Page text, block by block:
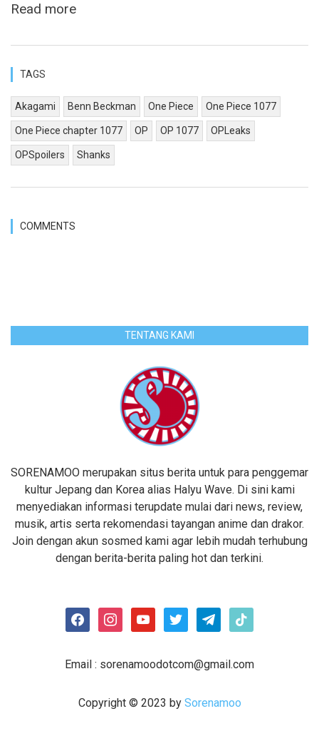
Read more
TAGS
Akagami Benn Beckman One Piece One Piece 1077
One Piece chapter 1077 OP OP 1077 OPLeaks
OPSpoilers Shanks
COMMENTS
TENTANG KAMI
SORENAMOO merupakan situs berita untuk para penggemar
kultur Jepang dan Korea alias Halyu Wave. Di sini kami
menyediakan informasi terupdate mulai dari news, review,
musik, artis serta rekomendasi tayangan anime dan drakor.
Join dengan akun sosmed kami agar lebih mudah terhubung
dengan berita-berita paling hot dan terkini.
facebookinstagramyoutubetwitter telegramtiktok
Email : sorenamoodotcom@gmail.com
Copyright © 2023 by Sorenamoo